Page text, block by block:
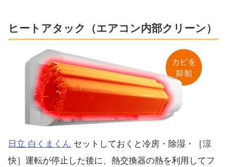
ヒートアタック（エアコン内部クリーン）
日立 白くまくん セットしておくと冷房・除湿・［涼
快］運転が停止した後に、熱交換器の熱を利用してフ